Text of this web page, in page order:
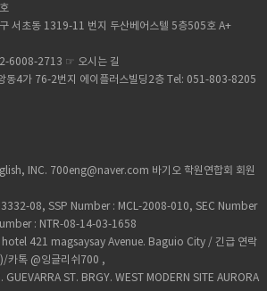
서초동 1319-11 번지 두산베어스텔 5층505호 A+
6008-2713 ☞ 오시는 길
동4가 76-2번지 에이플러스빌딩2층 Tel: 051-803-8205
INC. 700eng@naver.com 바기오 학원연합회 회원
08, SSP Number : MCL-2008-010, SEC Number
: NTR-08-14-03-1658
421 magsaysay Avenue. Baguio City / 긴급 연락
카톡 @잉글리쉬700 ,
ST. BRGY. WEST MODERN SITE AURORA